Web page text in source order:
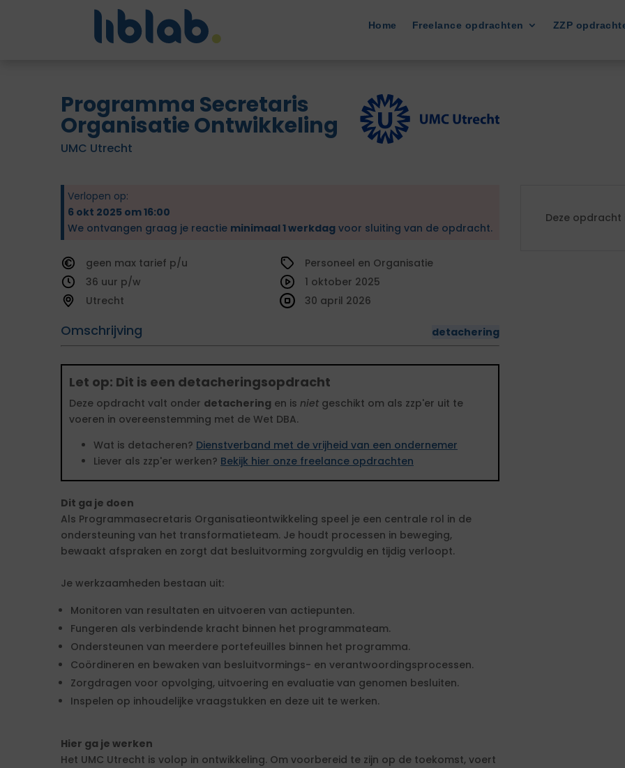
Home Freelance opdrachten ZZP
Programma Secretaris
Organisatie Ontwikkeling
UMC Utrecht
Verlopen op:
6 okt 2025 om 16:00
We ontvangen graag je reactie minimaal 1 werkdag voor sluiting van de opdracht.
geen
tarief
36
Utrecht
Personeel en Organisatie
Omschrijving detachering
1 oktober 2025
30 april 2026
Let op: Dit is een detacheringsopdracht
Deze opdracht valt onder detachering en is niet geschikt om als zzp'er uit te
voeren in overeenstemming met de Wet DBA.
Wat is detacheren? Dienstverband met de vrijheid van een ondernemer
Liever als zzp'er werken? Bekijk hier onze freelance opdrachten
Dit ga je doen
Als Programmasecretaris Organisatieontwikkeling speel je een centrale rol in de
ondersteuning van het transformatieteam. Je houdt processen in beweging,
bewaakt afspraken en zorgt dat besluitvorming zorgvuldig en tijdig verloopt.
Je werkzaamheden bestaan uit:
Monitoren van resultaten en uitvoeren van actiepunten.
Fungeren als verbindende kracht binnen het programmateam.
Ondersteunen van meerdere portefeuilles binnen het programma.
Coördineren en bewaken van besluitvormings- en verantwoordingsprocessen.
Zorgdragen voor opvolging, uitvoering en evaluatie van genomen besluiten.
Inspelen op inhoudelijke vraagstukken en deze uit te werken.
Hier ga je werken
Het UMC Utrecht is volop in ontwikkeling. Om voorbereid te zijn op de toekomst, voert
Deze opdracht